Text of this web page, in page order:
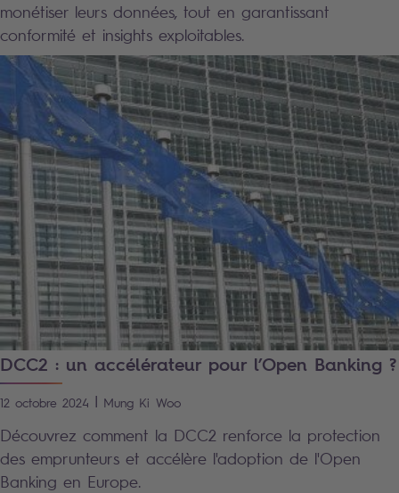
monétiser leurs données, tout en garantissant
conformité et insights exploitables.
DCC2 : un accélérateur pour l’Open Banking ?
12 octobre 2024 | Mung Ki Woo
Découvrez comment la DCC2 renforce la protection
des emprunteurs et accélère l'adoption de l'Open
Banking en Europe.